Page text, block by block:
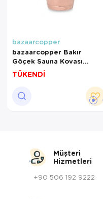
bazaarcopper
bazaarcopper Bakır
Göçek Sauna Kovası
Kepçeli Takım Makine
Dövme Kırmızı
TÜKENDİ
Müşteri
Hizmetleri
+90 506 192 9222